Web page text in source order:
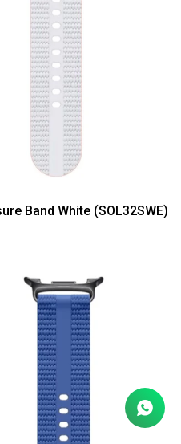
Band White (SOL32SWE)